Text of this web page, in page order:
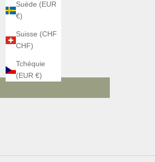
Suède (EUR
€)
Suisse (CHF
CHF)
Tchéquie
(EUR €)